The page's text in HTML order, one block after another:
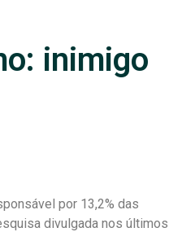
inimigo
por 13,2% das
divulgada nos últimos